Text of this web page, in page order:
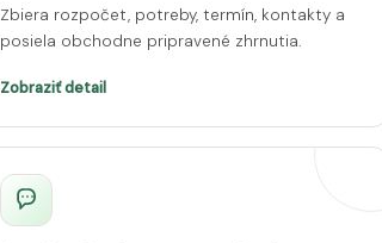
Zbiera rozpočet, potreby, termín, kontakty a
posiela obchodne pripravené zhrnutia.
Zobraziť detail